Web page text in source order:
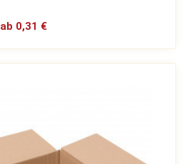
ab 0,31 €